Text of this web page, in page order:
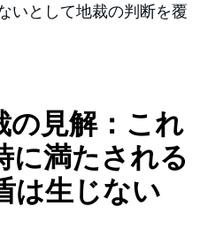
いとして地裁の判断を覆
の見解：これ
に満たされる
は生じない